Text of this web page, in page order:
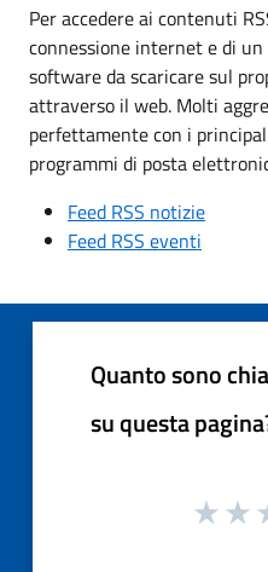
Per accedere ai contenuti
connessione internet e di
software da scaricare sul
attraverso il web. Molti
perfettamente con i
programmi di posta
Feed RSS notizie
Feed RSS eventi
Quanto sono
su questa